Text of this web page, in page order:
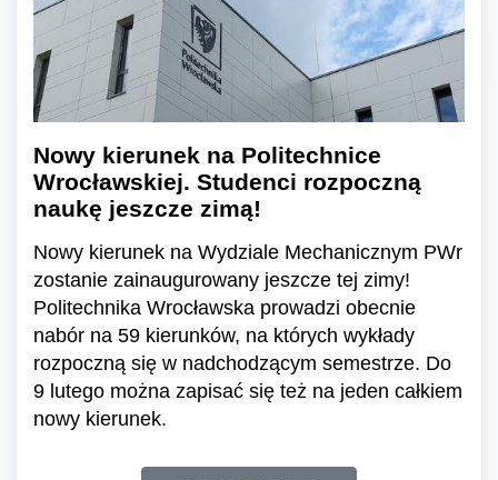
Nowy kierunek na Politechnice
Wrocławskiej. Studenci rozpoczną
naukę jeszcze zimą!
Nowy kierunek na Wydziale Mechanicznym PWr
zostanie zainaugurowany jeszcze tej zimy!
Politechnika Wrocławska prowadzi obecnie
nabór na 59 kierunków, na których wykłady
rozpoczną się w nadchodzącym semestrze. Do
9 lutego można zapisać się też na jeden całkiem
nowy kierunek.